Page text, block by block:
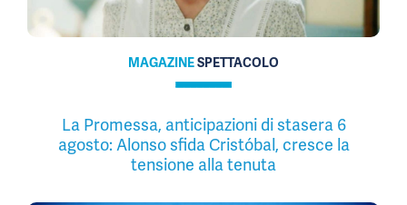
MAGAZINESPETTACOLO
La Promessa, anticipazioni di stasera 6
agosto: Alonso sfida Cristóbal, cresce la
tensione alla tenuta